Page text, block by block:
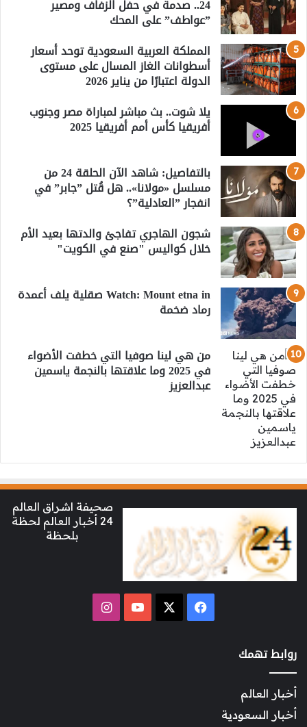
24.. صدمة في حفل الزفاف ومصير
”عواطف” على المحك
المملكة العربية السعودية توحد أسعار
أسطوانات الغاز المسال على مستوى
الدولة اعتبارًا من يناير 2026
يلا شوت.. بث مباشر لمباراة مصر وجنوب
أفريقيا كأس أمم أفريقيا 2025
بالتفاصيل: شاهد الآن الحلقة 24 من
مسلسل «مولانا».. هل قُتل ”جابر” في
انفجار ”العادلية”؟
شجون الهاجري تفاجئ والدتها بعيد الأم
خلال كواليس "صنع في الكويت"
Watch: Mount etna in صقلية يلف أعمدة
رماد ضخمة
من هي لينا صوفيا التي خطفت الأضواء
في 2025 وما علاقتها بالنجمة ياسمين
عبدالعزيز
صحيفة اشراق العالم
24 أخبار العالم لحظة
بلحظة
فيسبوك ‫YouTubeانستقرام
روابط تهمك
أخبار العالم
أخبار السعودية